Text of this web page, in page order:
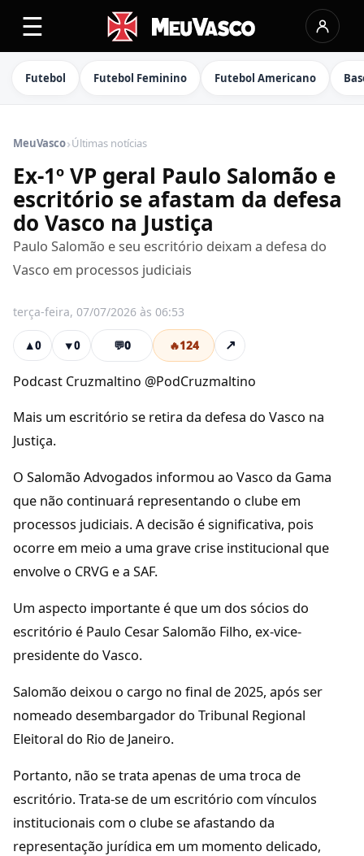
☰
Futebol Futebol Feminino Futebol Americano
MeuVasco›Últimas notícias
Ex-1º VP geral Paulo Salomão e
escritório se afastam da defesa
do Vasco na Justiça
Paulo Salomão e seu escritório deixam a defesa do
Vasco em processos judiciais
terça-feira, 07/07/2026 às 06:53
▲0 ▼0 💬0 🔥124 ↗
Podcast Cruzmaltino @PodCruzmaltino
Mais um escritório se retira da defesa do Vasco na
Justiça.
O Salomão Advogados informou ao Vasco da Gama
que não continuará representando o clube em
processos judiciais. A decisão é significativa, pois
ocorre em meio a uma grave crise institucional que
envolve o CRVG e a SAF.
Um aspecto importante é que um dos sócios do
escritório é Paulo Cesar Salomão Filho, ex-vice-
presidente do Vasco.
Salomão deixou o cargo no final de 2025, após ser
nomeado desembargador do Tribunal Regional
Eleitoral do Rio de Janeiro.
Portanto, não se trata apenas de uma troca de
escritório. Trata-se de um escritório com vínculos
institucionais com o clube se afastando da
representação jurídica em um momento delicado,